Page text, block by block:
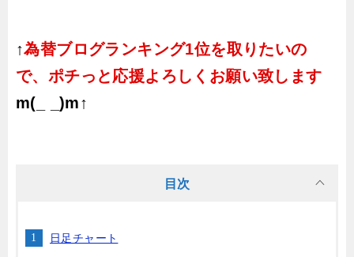
↑為替ブログランキング1位を取りたいの
で、ポチっと応援よろしくお願い致します
m(_ _)m↑
目次
日足チャート